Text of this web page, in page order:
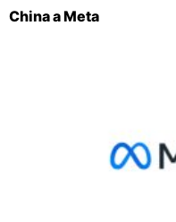
China a Meta